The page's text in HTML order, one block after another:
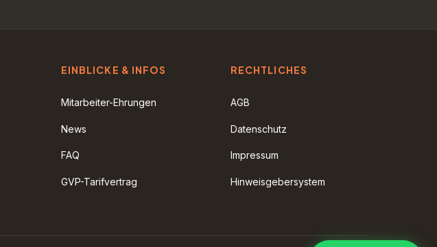
EINBLICKE & INFOS
Mitarbeiter-Ehrungen
News
FAQ
GVP-Tarifvertrag
RECHTLICHES
AGB
Datenschutz
Impressum
Hinweisgebersystem